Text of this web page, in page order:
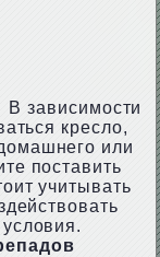
В зависимости
кресло,
или
поставить
учитывать